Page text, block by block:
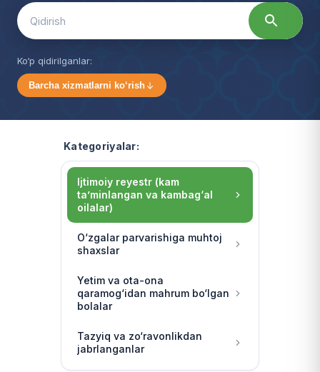
Search
for:
Ko‘p qidirilganlar:
Barcha xizmatlarni ko‘rish
Kategoriyalar:
Ijtimoiy reyestr (kam
ta’minlangan va kambag‘al
oilalar)
O‘zgalar parvarishiga muhtoj
shaxslar
Yetim va ota-ona
qaramog‘idan mahrum bo‘lgan
bolalar
Tazyiq va zo‘ravonlikdan
jabrlanganlar